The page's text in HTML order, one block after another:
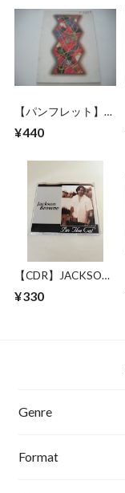
【パンフレット】喜
多郎 / THESE 10
YEARS TOUR
¥440
【CDR】JACKSON
BROWNE / I'M THE
CAT
¥330
Genre
Format